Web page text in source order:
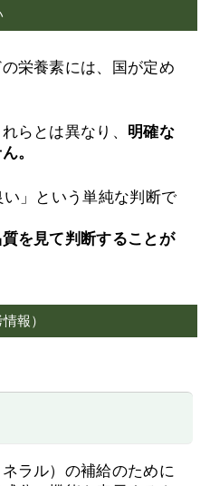
栄養素には、国が定め
らとは異なり、 明確な
。
」という単純な判断で
を見て判断することが
報）
ラル）の補給のために